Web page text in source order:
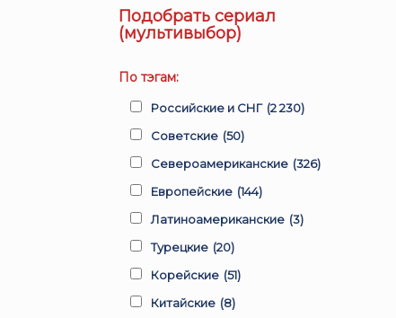
Подобрать сериал
(мультивыбор)
По тэгам:
Российские и СНГ (2 230)
Советские (50)
Североамериканские (326)
Европейские (144)
Латиноамериканские (3)
Турецкие (20)
Корейские (51)
Китайские (8)